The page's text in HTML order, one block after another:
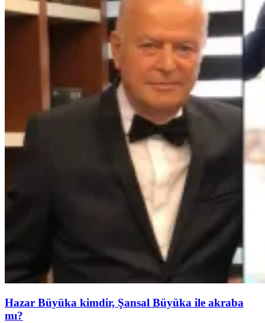
Hazar Büyüka kimdir, Şansal Büyüka ile akraba
mı?